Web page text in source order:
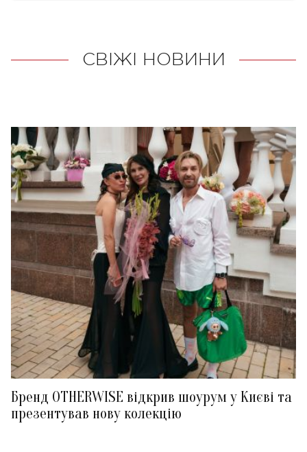
СВІЖІ НОВИНИ
Бренд OTHERWISE відкрив шоурум у Києві та
презентував нову колекцію